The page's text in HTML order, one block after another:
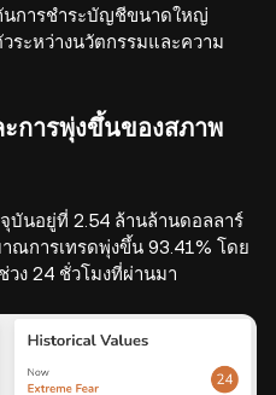
นการชำระบัญชีขนาดใหญ่
ระหว่างนวัตกรรมและความ
การพุ่งขึ้นของสภาพ
นอยู่ที่ 2.54 ล้านล้านดอลลาร์
ณการเทรดพุ่งขึ้น 93.41% โดย
ง 24 ชั่วโมงที่ผ่านมา